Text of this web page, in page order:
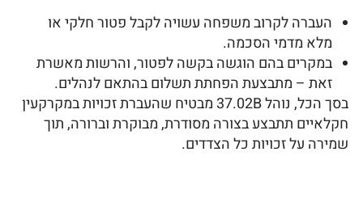
העברה לקרוב משפחה עשויה לקבל פטור חלקי או
מלא מדמי הסכמה.
במקרים בהם הוגשה בקשה לפטור, והרשות מאשרת
זאת – מתבצעת הפחתת תשלום בהתאם לנהלים.
בסך הכל, נוהל 37.02B מבטיח שהעברת זכויות במקרקעין
חקלאיים תתבצע בצורה מסודרת, מבוקרת וברורה, תוך
שמירה על זכויות כל הצדדים.